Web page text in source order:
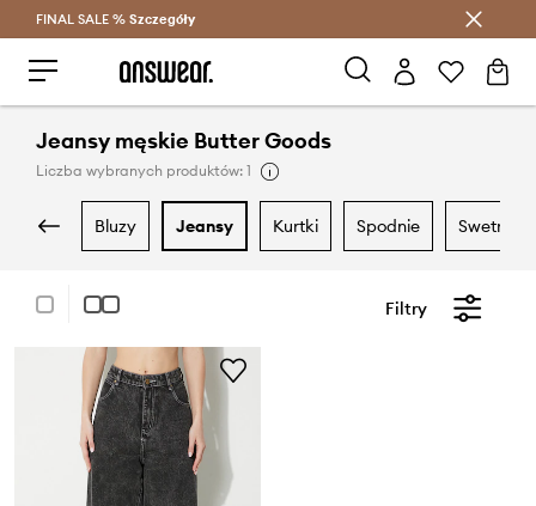
Oszczędzaj z Answear Club >
FINAL SALE % Szczegóły
Jeansy męskie Butter Goods
Liczba wybranych produktów: 1
bluzy jeansy kurtki spodnie swetry
Filtry